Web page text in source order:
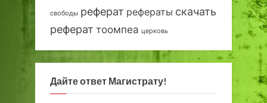
свободы реферат рефераты скачать
реферат тоомпеа церковь
Дайте ответ Магистрату!